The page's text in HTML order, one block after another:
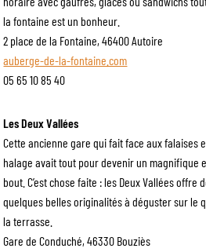
la fontaine est un bonheur.
2 place de la Fontaine, 46400 Autoire
auberge-de-la-fontaine.com
05 65 10 85 40
Les Deux Vallées
Cette ancienne gare qui fait face aux falaises
halage avait tout pour devenir un magnifique
bout. C’est chose faite : les Deux Vallées
quelques belles originalités à déguster sur le
la terrasse.
Gare de Conduché, 46330 Bouziès